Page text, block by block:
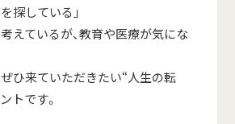
探している」
えているが、教育や医療が気にな
ひ来ていただきたい“人生の転
トです。